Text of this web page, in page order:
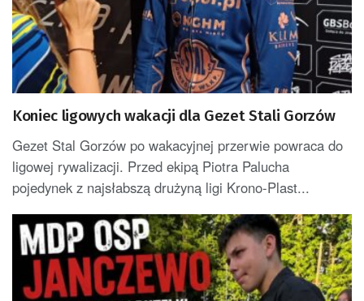
Koniec ligowych wakacji dla Gezet Stali Gorzów
Gezet Stal Gorzów po wakacyjnej przerwie powraca do
ligowej rywalizacji. Przed ekipą Piotra Palucha
pojedynek z najsłabszą drużyną ligi Krono-Plast...